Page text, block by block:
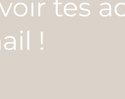
tes
!